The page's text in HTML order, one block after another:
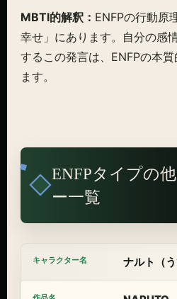
MBTI的解釈： ENFPの行動原
幸せ」にあります。自分の感
するこの発言は、ENFPの本
ます。
ENFPタイプの
ー一覧
ナルト（う